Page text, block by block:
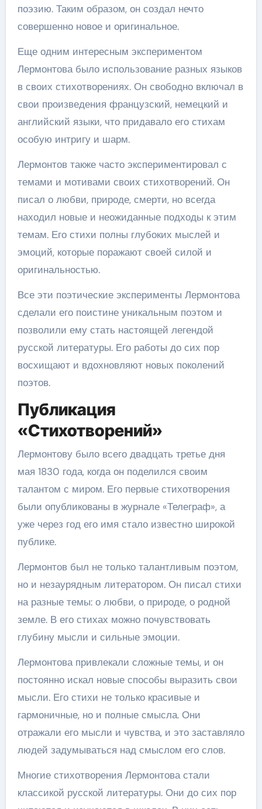
поэзию. Таким образом, он создал нечто
совершенно новое и оригинальное.
Еще одним интересным экспериментом
Лермонтова было использование разных языков
в своих стихотворениях. Он свободно включал в
свои произведения французский, немецкий и
английский языки, что придавало его стихам
особую интригу и шарм.
Лермонтов также часто экспериментировал с
темами и мотивами своих стихотворений. Он
писал о любви, природе, смерти, но всегда
находил новые и неожиданные подходы к этим
темам. Его стихи полны глубоких мыслей и
эмоций, которые поражают своей силой и
оригинальностью.
Все эти поэтические эксперименты Лермонтова
сделали его поистине уникальным поэтом и
позволили ему стать настоящей легендой
русской литературы. Его работы до сих пор
восхищают и вдохновляют новых поколений
поэтов.
Публикация
«Стихотворений»
Лермонтову было всего двадцать третье дня
мая 1830 года, когда он поделился своим
талантом с миром. Его первые стихотворения
были опубликованы в журнале «Телеграф», а
уже через год его имя стало известно широкой
публике.
Лермонтов был не только талантливым поэтом,
но и незаурядным литератором. Он писал стихи
на разные темы: о любви, о природе, о родной
земле. В его стихах можно почувствовать
глубину мысли и сильные эмоции.
Лермонтова привлекали сложные темы, и он
постоянно искал новые способы выразить свои
мысли. Его стихи не только красивые и
гармоничные, но и полные смысла. Они
отражали его мысли и чувства, и это заставляло
людей задумываться над смыслом его слов.
Многие стихотворения Лермонтова стали
классикой русской литературы. Они до сих пор